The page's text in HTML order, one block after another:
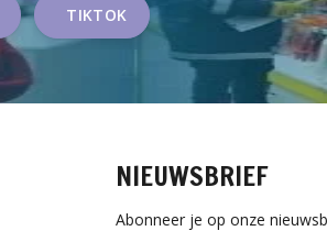
TIKTOK
NIEUWSBRIEF
Abonneer je op onze